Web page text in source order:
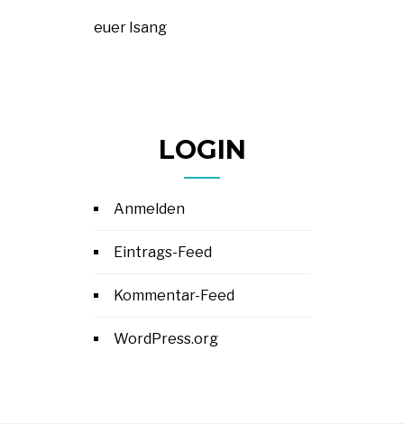
euer Isang
LOGIN
Anmelden
Eintrags-Feed
Kommentar-Feed
WordPress.org